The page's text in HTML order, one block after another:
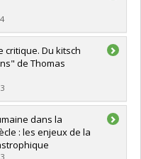
critique. Du kitsch
de Thomas
dans la
: les enjeux de la